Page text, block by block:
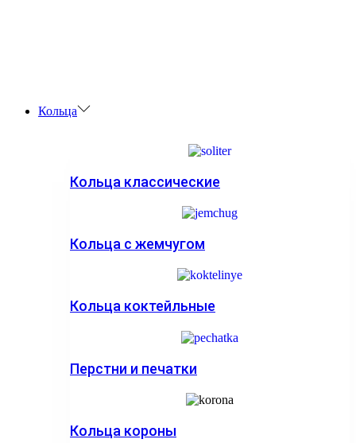
Кольца
Кольца классические
Кольца с жемчугом
Кольца коктейльные
Перстни и печатки
Кольца короны